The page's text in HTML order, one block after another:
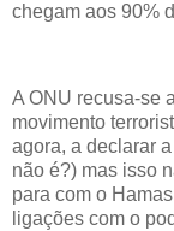
chegam aos 90%
A ONU recusa-se
movimento
agora, a declarar
não é?) mas isso
para com o
ligações com o